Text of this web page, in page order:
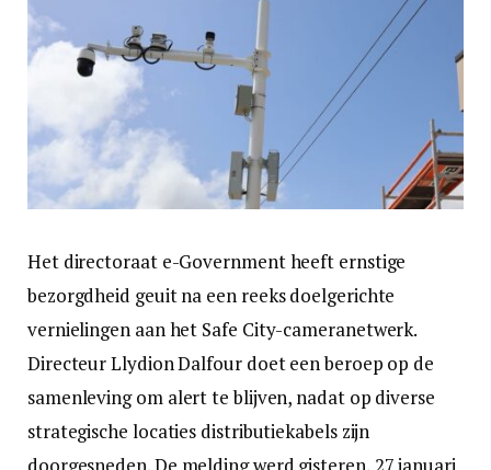
Het directoraat e-Government heeft ernstige
bezorgdheid geuit na een reeks doelgerichte
vernielingen aan het Safe City-cameranetwerk.
Directeur Llydion Dalfour doet een beroep op de
samenleving om alert te blijven, nadat op diverse
strategische locaties distributiekabels zijn